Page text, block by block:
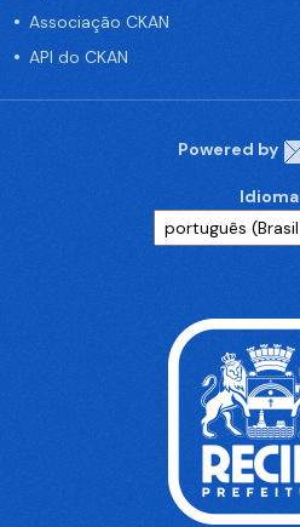
Associação CKAN
API do CKAN
Powered by
Idioma